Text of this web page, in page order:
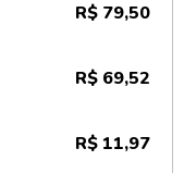
R$ 79,50
R$ 69,52
R$ 11,97